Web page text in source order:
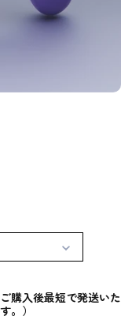
購入後最短で発送いた
。）